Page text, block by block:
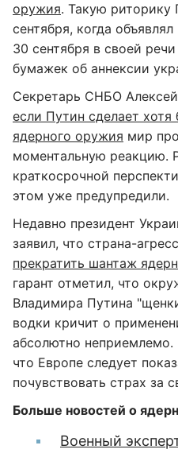
оружия. Такую риторику
сентября, когда
30 сентября в своей
бумажек об аннексии
Секретарь СНБО
если Путин сделает
ядерного оружия мир
моментальную реакцию.
краткосрочной
этом уже предупредили.
Недавно президент
заявил, что страна-
прекратить шантаж
гарант отметил, что
Владимира Путина
водки кричит о
абсолютно неприемлемо.
что Европе следует
почувствовать страх за
Больше новостей о
Военный